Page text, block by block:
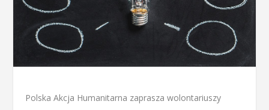
Polska Akcja Humanitarna zaprasza wolontariuszy